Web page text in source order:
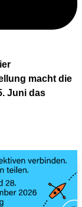
macht die
Juni das